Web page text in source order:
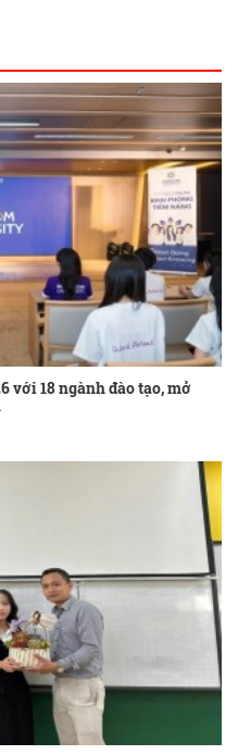
với 18 ngành đào tạo, mở